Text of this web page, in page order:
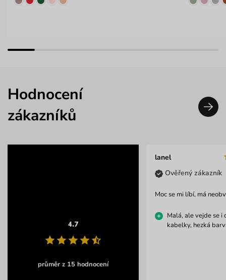
Hodnocení
zákazníků
4.7
průměr z 15 hodnocení
lanel
Ověřený zákazník
Moc se mi líbí, má
Malá, ale vejde se i
kabelky, hezká